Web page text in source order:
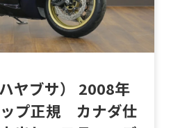
ヤブサ） 2008年
プ正規 カナダ仕